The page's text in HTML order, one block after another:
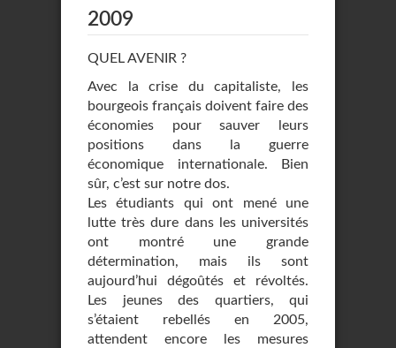
2009
QUEL AVENIR ?
Avec la crise du capitaliste, les
bourgeois français doivent faire des
économies pour sauver leurs
positions dans la guerre
économique internationale. Bien
sûr, c’est sur notre dos.
Les étudiants qui ont mené une
lutte très dure dans les universités
ont montré une grande
détermination, mais ils sont
aujourd’hui dégoûtés et révoltés.
Les jeunes des quartiers, qui
s’étaient rebellés en 2005,
attendent encore les mesures